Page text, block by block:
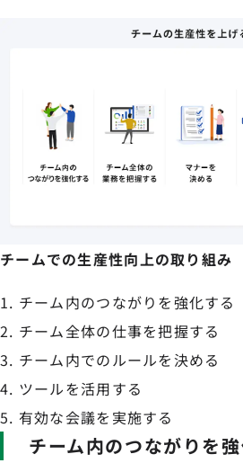
チームでの生産性向上の取り組み
チーム内のつながりを強化する
チーム全体の仕事を把握する
チーム内でのルールを決める
ツールを活用する
有効な会議を実施する
チーム内のつながりを